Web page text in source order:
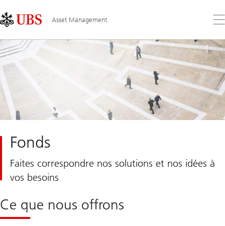
Links
Area
Asset Management
le
Fonds
Faites correspondre nos solutions et nos idées à
vos besoins
Ce que nous offrons